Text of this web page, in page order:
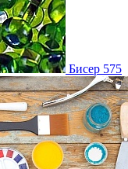
Бисер 575